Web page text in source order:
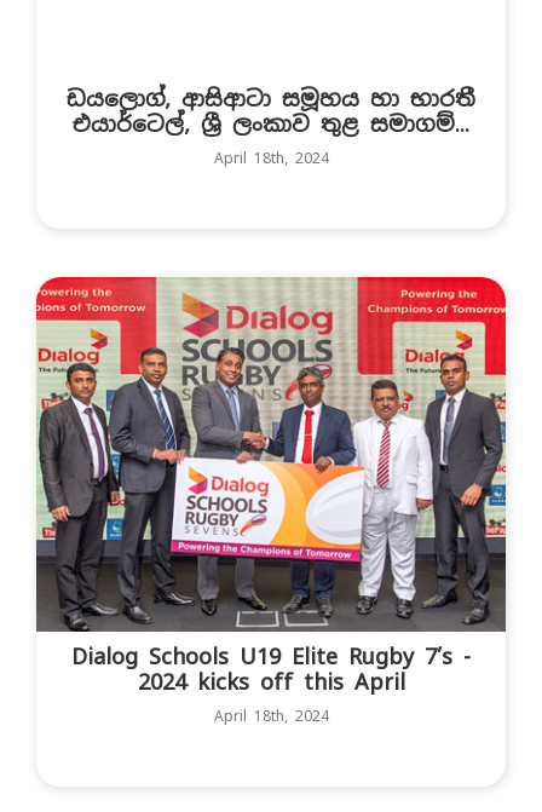
ඩයලොග්, ආසිආටා සමූහය හා භාරතී
එයාර්ටෙල්, ශ්‍රී ලංකාව තුළ සමාගම්...
April 18th, 2024
Dialog Schools U19 Elite Rugby 7’s -
2024 kicks off this April
April 18th, 2024